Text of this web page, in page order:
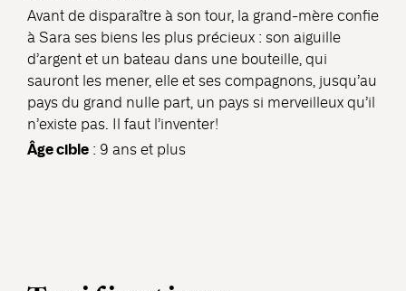
Avant de disparaître à son tour, la grand-mère confie
à Sara ses biens les plus précieux : son aiguille
d’argent et un bateau dans une bouteille, qui
sauront les mener, elle et ses compagnons, jusqu’au
pays du grand nulle part, un pays si merveilleux qu’il
n’existe pas. Il faut l’inventer!
Âge cible : 9 ans et plus